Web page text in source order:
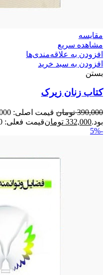
مقایسه
مشاهده سریع
افزودن به علاقه‌مندی‌ها
افزودن به سبد خرید
بستن
کتاب زنان زیرک
390,000 تومان
بود.332,000 تومانقیمت فعلی: 332,000 تومان.
-5%